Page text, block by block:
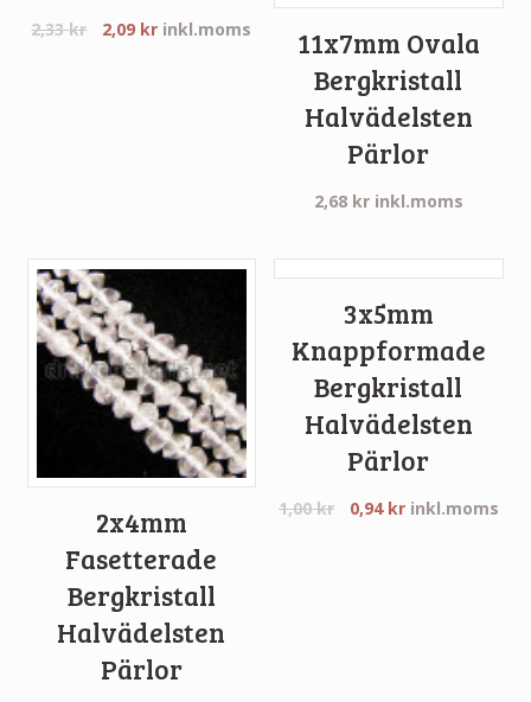
2,33kr 2,09 kr inkl.moms
11x7mm Ovala
Bergkristall
Halvädelsten
Pärlor
2,68 kr inkl.moms
2x4mm
Fasetterade
Bergkristall
Halvädelsten
Pärlor
3x5mm
Knappformade
Bergkristall
Halvädelsten
Pärlor
1,00kr 0,94 kr inkl.moms